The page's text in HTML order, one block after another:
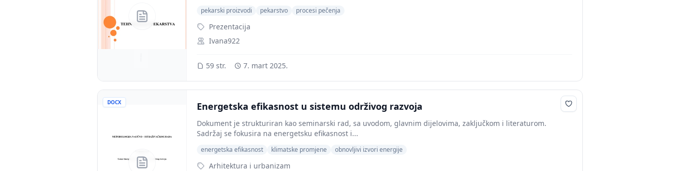
pekarski proizvodi pekarstvo procesi pečenja
Prezentacija
Ivana922
59 str. 7. mart 2025.
DOCX Energetska efikasnost u sistemu održivog razvoja
Dokument je strukturiran kao seminarski rad, sa uvodom, glavnim dijelovima, zaključkom i literaturom.
Sadržaj se fokusira na energetsku efikasnost i...
energetska efikasnost klimatske promjene obnovljivi izvori energije
Arhitektura i urbanizam